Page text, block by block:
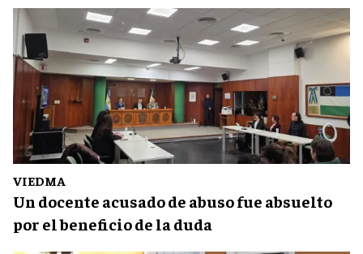
VIEDMA
Un docente acusado de abuso fue absuelto
por el beneficio de la duda